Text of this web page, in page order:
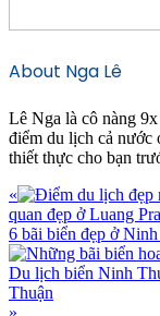
About Nga Lê
Lê Nga là cô nàng
điểm du lịch cả nước
thiết thực cho bạn
Previous
Post:
«
quan đẹp ở Luang
Next
Post:
6 bãi biển đẹp ở
»